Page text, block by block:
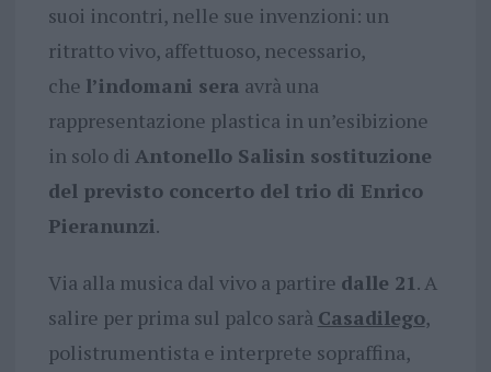
suoi incontri, nelle sue invenzioni: un
ritratto vivo, affettuoso, necessario,
che l’indomani sera avrà una
rappresentazione plastica in un’esibizione
in solo di Antonello Salisin sostituzione
del previsto concerto del trio di Enrico
Pieranunzi.
Via alla musica dal vivo a partire dalle 21. A
salire per prima sul palco sarà Casadilego,
polistrumentista e interprete sopraffina,